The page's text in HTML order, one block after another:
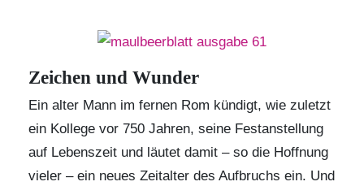
Zeichen und Wunder
Ein alter Mann im fernen Rom kündigt, wie zuletzt
ein Kollege vor 750 Jahren, seine Festanstellung
auf Lebenszeit und läutet damit – so die Hoffnung
vieler – ein neues Zeitalter des Aufbruchs ein. Und